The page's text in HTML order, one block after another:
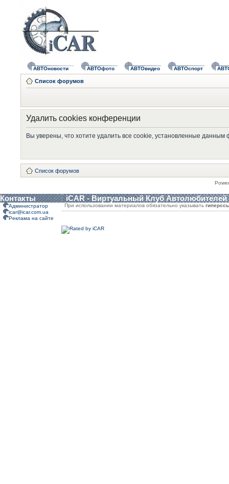
АВТОновости АВТОфото АВТОвидео АВТОспорт
Список форумов
Удалить cookies конференции
Вы уверены, что хотите удалить все cookie, установленные
Список форумов
Контакты iCAR - Виртуальный Клуб Автолюбителей
Администратор
icar@icar.com.ua
Реклама на сайте
При использовании материалов обязательно указывать